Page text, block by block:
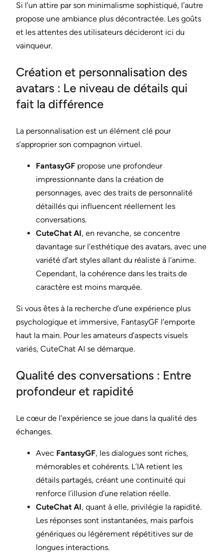
Si l’un attire par son minimalisme sophistiqué, l’autre
propose une ambiance plus décontractée. Les goûts
et les attentes des utilisateurs décideront ici du
vainqueur.
Création et personnalisation des
avatars : Le niveau de détails qui
fait la différence
La personnalisation est un élément clé pour
s’approprier son compagnon virtuel.
FantasyGF propose une profondeur
impressionnante dans la création de
personnages, avec des traits de personnalité
détaillés qui influencent réellement les
conversations.
CuteChat AI, en revanche, se concentre
davantage sur l’esthétique des avatars, avec une
variété d’art styles allant du réaliste à l’anime.
Cependant, la cohérence dans les traits de
caractère est moins marquée.
Si vous êtes à la recherche d’une expérience plus
psychologique et immersive, FantasyGF l’emporte
haut la main. Pour les amateurs d’aspects visuels
variés, CuteChat AI se démarque.
Qualité des conversations : Entre
profondeur et rapidité
Le cœur de l’expérience se joue dans la qualité des
échanges.
Avec FantasyGF, les dialogues sont riches,
mémorables et cohérents. L’IA retient les
détails partagés, créant une continuité qui
renforce l’illusion d’une relation réelle.
CuteChat AI, quant à elle, privilégie la rapidité.
Les réponses sont instantanées, mais parfois
génériques ou légèrement répétitives sur de
longues interactions.